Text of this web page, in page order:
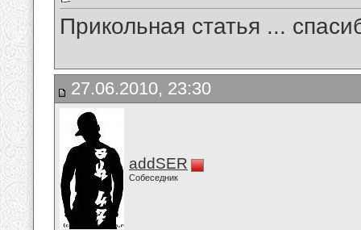
Прикольная статья ...
27.06.2010, 23:30
addSER
Собеседник